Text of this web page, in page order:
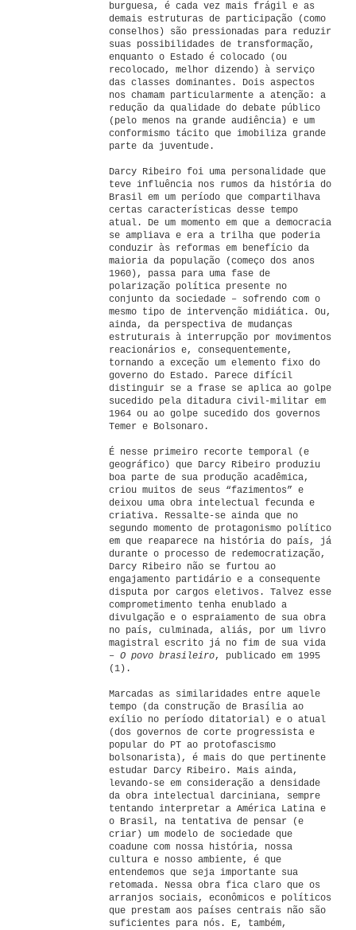
burguesa, é cada vez mais frágil e as
demais estruturas de participação (como
conselhos) são pressionadas para reduzir
suas possibilidades de transformação,
enquanto o Estado é colocado (ou
recolocado, melhor dizendo) à serviço
das classes dominantes. Dois aspectos
nos chamam particularmente a atenção: a
redução da qualidade do debate público
(pelo menos na grande audiência) e um
conformismo tácito que imobiliza grande
parte da juventude.
Darcy Ribeiro foi uma personalidade que
teve influência nos rumos da história do
Brasil em um período que compartilhava
certas características desse tempo
atual. De um momento em que a democracia
se ampliava e era a trilha que poderia
conduzir às reformas em benefício da
maioria da população (começo dos anos
1960), passa para uma fase de
polarização política presente no
conjunto da sociedade – sofrendo com o
mesmo tipo de intervenção midiática. Ou,
ainda, da perspectiva de mudanças
estruturais à interrupção por movimentos
reacionários e, consequentemente,
tornando a exceção um elemento fixo do
governo do Estado. Parece difícil
distinguir se a frase se aplica ao golpe
sucedido pela ditadura civil-militar em
1964 ou ao golpe sucedido dos governos
Temer e Bolsonaro.
É nesse primeiro recorte temporal (e
geográfico) que Darcy Ribeiro produziu
boa parte de sua produção acadêmica,
criou muitos de seus “fazimentos” e
deixou uma obra intelectual fecunda e
criativa. Ressalte-se ainda que no
segundo momento de protagonismo político
em que reaparece na história do país, já
durante o processo de redemocratização,
Darcy Ribeiro não se furtou ao
engajamento partidário e a consequente
disputa por cargos eletivos. Talvez esse
comprometimento tenha enublado a
divulgação e o espraiamento de sua obra
no país, culminada, aliás, por um livro
magistral escrito já no fim de sua vida
– O povo brasileiro, publicado em 1995
(1).
Marcadas as similaridades entre aquele
tempo (da construção de Brasília ao
exílio no período ditatorial) e o atual
(dos governos de corte progressista e
popular do PT ao protofascismo
bolsonarista), é mais do que pertinente
estudar Darcy Ribeiro. Mais ainda,
levando-se em consideração a densidade
da obra intelectual darciniana, sempre
tentando interpretar a América Latina e
o Brasil, na tentativa de pensar (e
criar) um modelo de sociedade que
coadune com nossa história, nossa
cultura e nosso ambiente, é que
entendemos que seja importante sua
retomada. Nessa obra fica claro que os
arranjos sociais, econômicos e políticos
que prestam aos países centrais não são
suficientes para nós. E, também,